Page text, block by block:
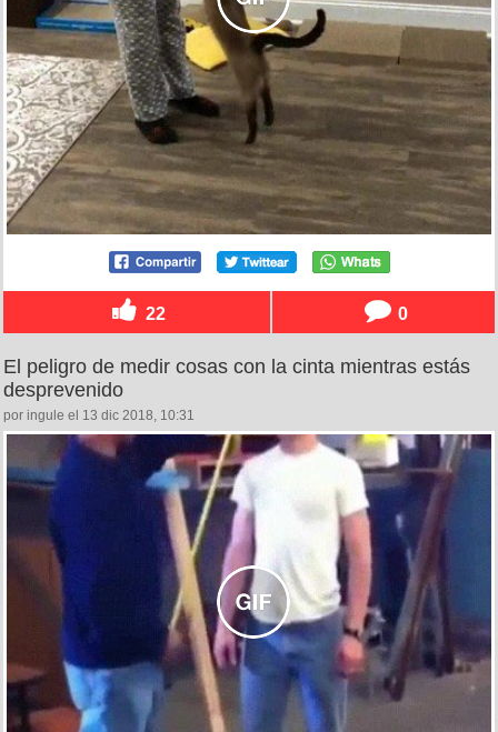
22 0
El peligro de medir cosas con la cinta mientras estás
desprevenido
por ingule el 13 dic 2018, 10:31